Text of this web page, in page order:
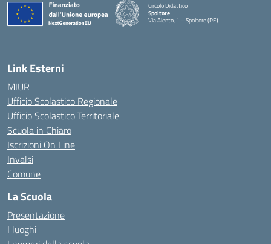
Circolo Didattico
Spoltore
Via Alento, 1 – Spoltore (PE)
— Visita la pagina iniziale della scuola
Link Esterni
MIUR
Ufficio Scolastico Regionale
Ufficio Scolastico Territoriale
Scuola in Chiaro
Iscrizioni On Line
Invalsi
Comune
La Scuola
Presentazione
I luoghi